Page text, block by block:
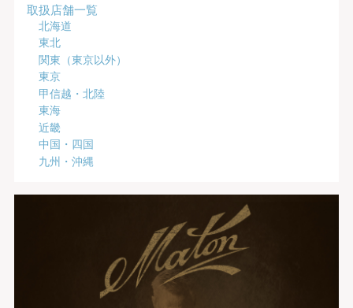
取扱店舗一覧
北海道
東北
関東（東京以外）
東京
甲信越・北陸
東海
近畿
中国・四国
九州・沖縄